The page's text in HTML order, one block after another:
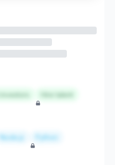
Hire talent
Node.js Python